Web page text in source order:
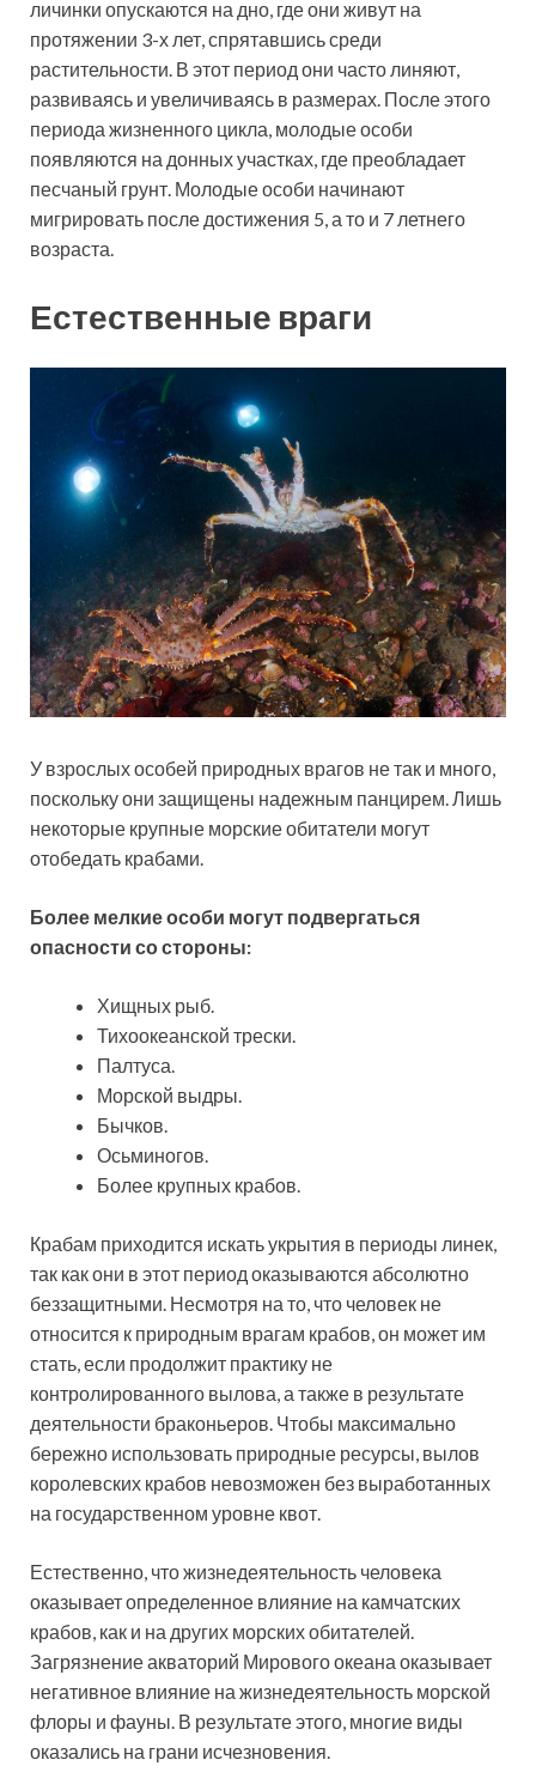
личинки опускаются на дно, где они живут на
протяжении 3-х лет, спрятавшись среди
растительности. В этот период они часто линяют,
развиваясь и увеличиваясь в размерах. После этого
периода жизненного цикла, молодые особи
появляются на донных участках, где преобладает
песчаный грунт. Молодые особи начинают
мигрировать после достижения 5, а то и 7 летнего
возраста.
Естественные враги
У взрослых особей природных врагов не так и много,
поскольку они защищены надежным панцирем. Лишь
некоторые крупные морские обитатели могут
отобедать крабами.
Более мелкие особи могут подвергаться
опасности со стороны:
Хищных рыб.
Тихоокеанской трески.
Палтуса.
Морской выдры.
Бычков.
Осьминогов.
Более крупных крабов.
Крабам приходится искать укрытия в периоды линек,
так как они в этот период оказываются абсолютно
беззащитными. Несмотря на то, что человек не
относится к природным врагам крабов, он может им
стать, если продолжит практику не
контролированного вылова, а также в результате
деятельности браконьеров. Чтобы максимально
бережно использовать природные ресурсы, вылов
королевских крабов невозможен без выработанных
на государственном уровне квот.
Естественно, что жизнедеятельность человека
оказывает определенное влияние на камчатских
крабов, как и на других морских обитателей.
Загрязнение акваторий Мирового океана оказывает
негативное влияние на жизнедеятельность морской
флоры и фауны. В результате этого, многие виды
оказались на грани исчезновения.